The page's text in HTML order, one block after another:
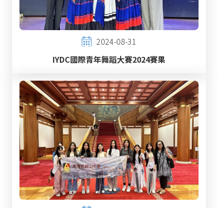
2024-08-31
IYDC國際青年舞蹈大賽2024賽果